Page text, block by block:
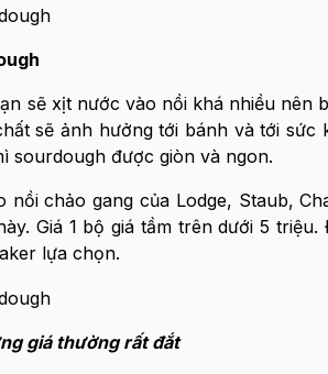
sẽ xịt nước vào nồi khá nhiều nên
sẽ ảnh hưởng tới bánh và tới sức
sourdough được giòn và ngon.
chảo gang của Lodge, Staub,
Giá 1 bộ giá tầm trên dưới 5
lựa chọn.
giá thường rất đắt